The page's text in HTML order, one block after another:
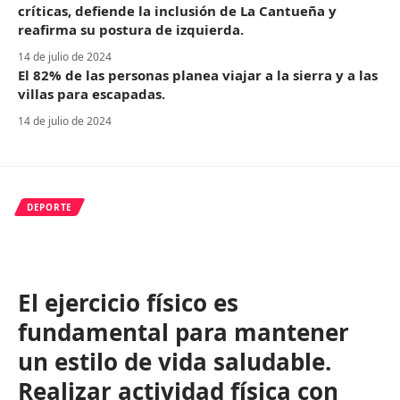
críticas, defiende la inclusión de La Cantueña y
reafirma su postura de izquierda.
14 de julio de 2024
El 82% de las personas planea viajar a la sierra y a las
villas para escapadas.
14 de julio de 2024
DEPORTE
El ejercicio físico es
fundamental para mantener
un estilo de vida saludable.
Realizar actividad física con